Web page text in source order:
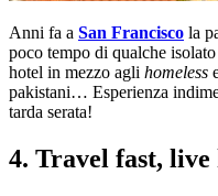
Anni fa a San Francisco la
poco tempo di qualche
hotel in mezzo agli homeless
pakistani… Esperienza
tarda serata!
4. Travel fast, live